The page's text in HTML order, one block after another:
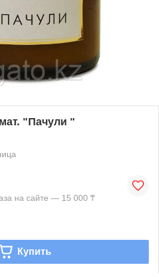
"Пачули "
на сайте — 15 000 ₸
Купить